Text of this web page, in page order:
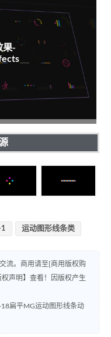
果-
运动图形线条类
流。商用请至[商用版权购
声明】查看！因版权产生
扁平MG运动图形线条动